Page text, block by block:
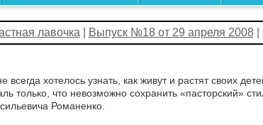
лавочка Выпуск №18 от 29 апреля 2008|
всегда хотелось узнать, как живут и растят своих
только, что невозможно сохранить «пасторский»
Романенко.